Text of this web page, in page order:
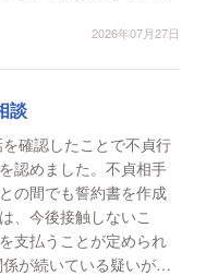
2026年07月27日
談
確認したことで不貞行
認めました。不貞相手
の間でも誓約書を作成
、今後接触しないこ
支払うことが定められ